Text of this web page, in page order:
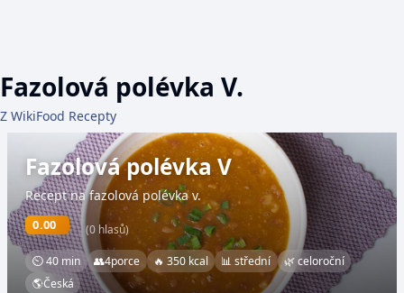
Fazolová polévka V.
Z WikiFood Recepty
Fazolová polévka V
Recept na fazolová polévka v.
0.00 (0 hlasů)
⏲ 40 min 👥4porce 🔥 350 kcal 📊 střední
🌿 celoroční
🌎Česká